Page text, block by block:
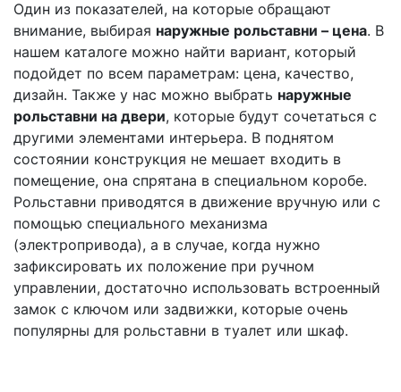
Один из показателей, на которые обращают
внимание, выбирая наружные рольставни – цена. В
нашем каталоге можно найти вариант, который
подойдет по всем параметрам: цена, качество,
дизайн. Также у нас можно выбрать наружные
рольставни на двери, которые будут сочетаться с
другими элементами интерьера. В поднятом
состоянии конструкция не мешает входить в
помещение, она спрятана в специальном коробе.
Рольставни приводятся в движение вручную или с
помощью специального механизма
(электропривода), а в случае, когда нужно
зафиксировать их положение при ручном
управлении, достаточно использовать встроенный
замок с ключом или задвижки, которые очень
популярны для рольставни в туалет или шкаф.